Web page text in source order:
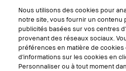
Conditions Générales de Vente
Conditions Générales d'Utilisation
Politique de Confidentialité
Accessibilité ou Distribution
Consignes de tri
Gérer les Cookies
Nous utilisons des cookies pour
notre site, vous fournir un contenu
publicités basées sur vos centres
provenant des réseaux sociaux.
préférences en matière de cookies
d'informations sur les cookies en
Personnaliser ou à tout moment